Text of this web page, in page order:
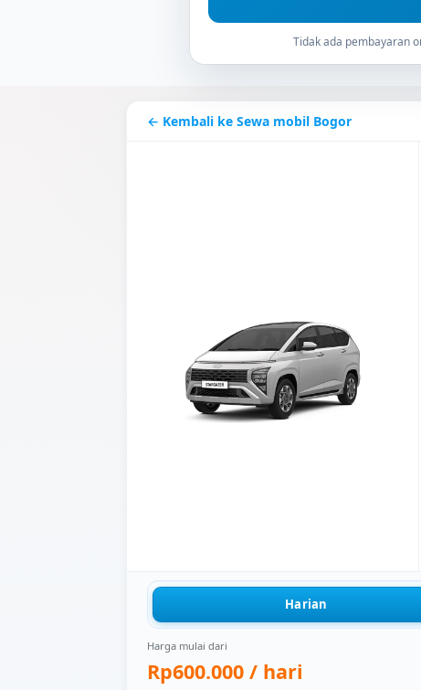
Tidak ada pembayaran
← Kembali ke Sewa mobil Bogor
Harian
Harga mulai dari
Rp600.000 / hari